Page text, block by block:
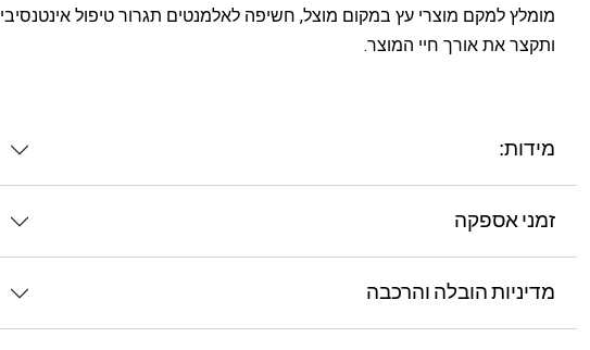
מומלץ למקם מוצרי עץ במקום מוצל, חשיפה לאלמנטים תגרור טיפול אינטנסיבי
ותקצר את אורך חיי המוצר.
מידות:
זמני אספקה
מדיניות הובלה והרכבה